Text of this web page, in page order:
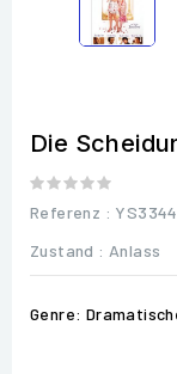
Die
Referenz :
Zustand : Anlass
Genre: